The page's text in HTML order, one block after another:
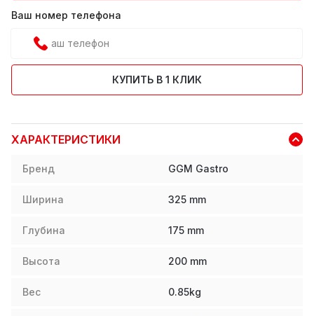
Ваш номер телефона
КУПИТЬ В 1 КЛИК
ХАРАКТЕРИСТИКИ
Бренд GGM Gastro
Ширина 325 mm
Глубина 175 mm
Высота 200 mm
Вес 0.85kg